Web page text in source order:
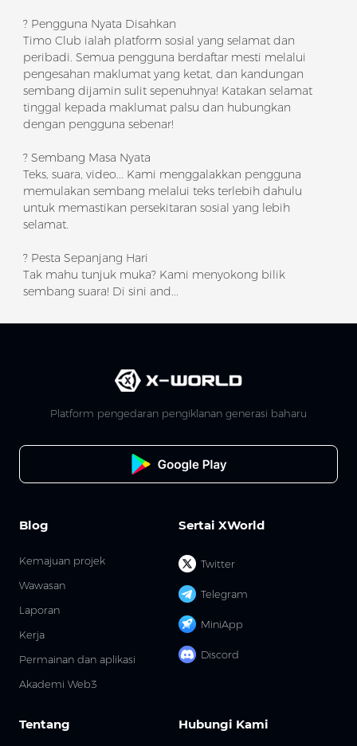
? Pengguna Nyata Disahkan
Timo Club ialah platform sosial yang selamat dan
peribadi. Semua pengguna berdaftar mesti melalui
pengesahan maklumat yang ketat, dan kandungan
sembang dijamin sulit sepenuhnya! Katakan selamat
tinggal kepada maklumat palsu dan hubungkan
dengan pengguna sebenar!
? Sembang Masa Nyata
Teks, suara, video... Kami menggalakkan pengguna
memulakan sembang melalui teks terlebih dahulu
untuk memastikan persekitaran sosial yang lebih
selamat.
? Pesta Sepanjang Hari
Tak mahu tunjuk muka? Kami menyokong bilik
sembang suara! Di sini and...
Platform pengedaran pengiklanan generasi baharu
Sertai XWorld
Twitter
Telegram
MiniApp
Discord
Blog
Kemajuan projek
Wawasan
Laporan
Kerja
Permainan dan aplikasi
Akademi Web3
Tentang Hubungi Kami